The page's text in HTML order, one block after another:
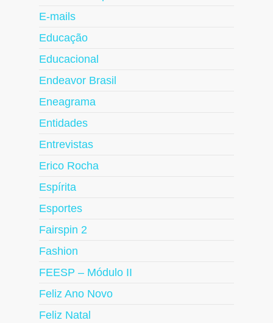
E-mails
Educação
Educacional
Endeavor Brasil
Eneagrama
Entidades
Entrevistas
Erico Rocha
Espírita
Esportes
Fairspin 2
Fashion
FEESP – Módulo II
Feliz Ano Novo
Feliz Natal